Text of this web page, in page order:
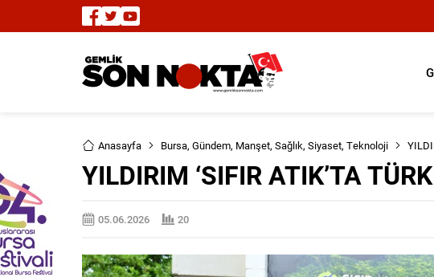
Anasayfa Bursa, Gündem, Manşet, Sağlık, Siyaset, Teknoloji
YILDIRIM ‘SIFIR ATIK’TA
05.06.2026 20